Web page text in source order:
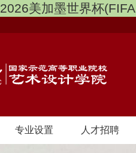
2026美加墨世界杯
专业设置 人才招聘